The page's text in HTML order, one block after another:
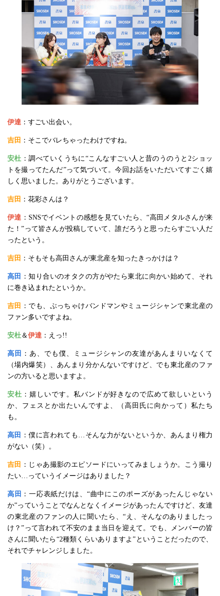
伊達 ：すごい出会い。
吉田 ：そこでバレちゃったわけですね。
安杜 ：調べていくうちに“こんなすごい人と昔のうのうと2ショッ
トを撮ってたんだ”って気づいて。今回お話をいただいてすごく嬉
しく思いました。ありがとうございます。
吉田 ：花彩さんは？
伊達 ：SNSでイベントの感想を見ていたら、“高田メタルさんが来
た！”って皆さんが投稿していて、誰だろうと思ったらすごい人だ
ったという。
吉田 ：そもそも高田さんが東北産を知ったきっかけは？
高田
：知り合いのオタクの方がやたら東北に向かい始めて、それ
に巻き込まれたというか。
吉田
：でも、ぶっちゃけバンドマンやミュージシャンで東北産の
ファン多いですよね。
安杜 ＆伊達 ：えっ!!
高田
：あ、でも僕、ミュージシャンの友達があんまりいなくて
（場内爆笑）、あんまり分かんないですけど、でも東北産のファ
ンの方いると思いますよ。
安杜 ：嬉しいです。私バンドが好きなので広めて欲しいという
か、フェスとか出たいんですよ、（高田氏に向かって）私たち
も。
高田
：僕に言われても…そんな力がないというか、あんまり権力
がない（笑）。
吉田
：じゃあ撮影のエピソードにいってみましょうか。こう撮り
たい…っていうイメージはありました？
高田 ：一応表紙だけは、“曲中にこのポーズがあったんじゃない
か”っていうことでなんとなくイメージがあったんですけど、友達
の東北産のファンの人に聞いたら、“え、そんなのありましたっ
け？”って言われて不安のまま当日を迎えて。でも、メンバーの皆
さんに聞いたら“2種類くらいありますよ”ということだったので、
それでチャレンジしました。